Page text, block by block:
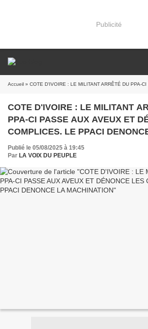
Publicité
Accueil » COTE D'IVOIRE : LE MILITANT ARRÊTÉ DU PPA-CI PASSE AUX AVEUX ET DÉNONCE LES
COTE D'IVOIRE : LE MILITANT
PPA-CI PASSE AUX AVEUX ET
COMPLICES. LE PPACI
MACHINATION
Publié le 05/08/2025 à 19:45
Par LA VOIX DU PEUPLE